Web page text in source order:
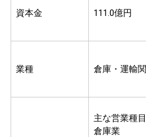
資本金 111.0億円
業種 倉庫・運輸
主な営業種目
倉庫業